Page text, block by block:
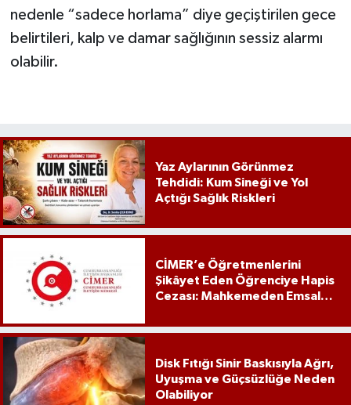
nedenle “sadece horlama” diye geçiştirilen gece
belirtileri, kalp ve damar sağlığının sessiz alarmı
olabilir.
Yaz Aylarının Görünmez
Tehdidi: Kum Sineği ve Yol
Açtığı Sağlık Riskleri
CİMER’e Öğretmenlerini
Şikâyet Eden Öğrenciye Hapis
Cezası: Mahkemeden Emsal
Disk Fıtığı Sinir Baskısıyla Ağrı,
Uyuşma ve Güçsüzlüğe Neden
Olabiliyor